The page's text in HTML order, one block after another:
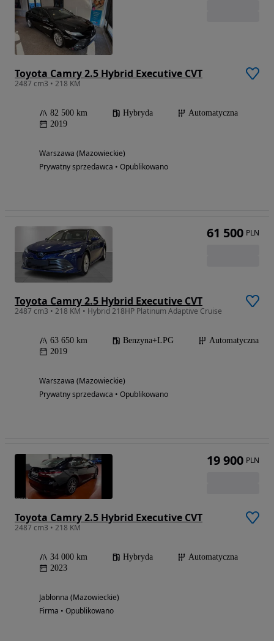
Toyota Camry 2.5 Hybrid Executive CVT
2487 cm3 • 218 KM
82 500 km Hybryda
Automatyczna
2019
Warszawa (Mazowieckie)
Prywatny sprzedawca • Opublikowano
Toyota Camry 2.5 Hybrid Executive CVT
2487 cm3 • 218 KM • Hybrid 218HP Platinum Adaptive Cruise
63 650 km Benzyna+LPG
Automatyczna
2019
Warszawa (Mazowieckie)
Prywatny sprzedawca • Opublikowano
61 500 PLN
Toyota Camry 2.5 Hybrid Executive CVT
2487 cm3 • 218 KM
34 000 km Hybryda
Automatyczna
2023
Jabłonna (Mazowieckie)
Firma • Opublikowano
19 900 PLN